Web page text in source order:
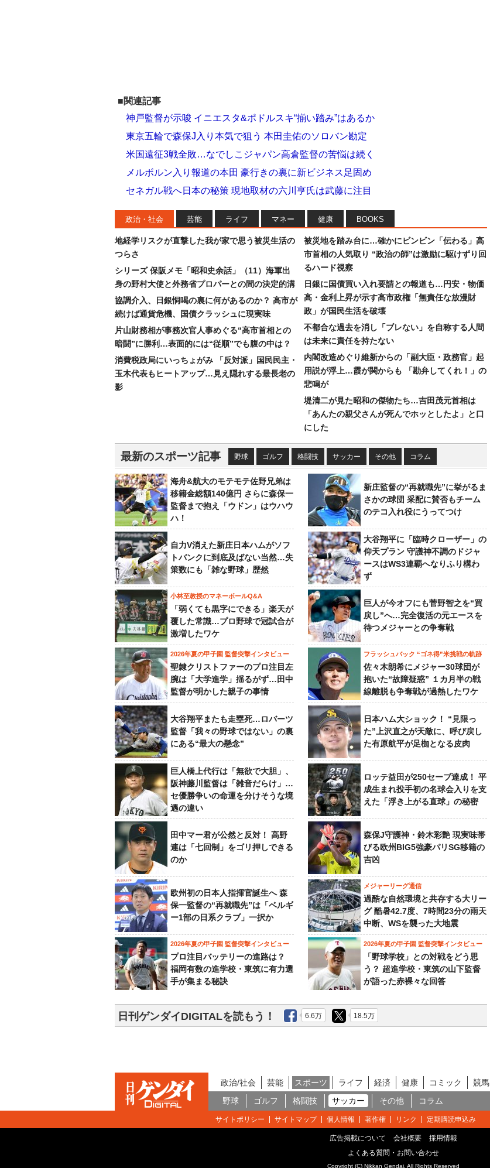
■関連記事
神戸監督が示唆 イニエスタ&ポドルスキ“揃い踏み”はあるか
東京五輪で森保J入り本気で狙う 本田圭佑のソロバン勘定
米国遠征3戦全敗…なでしこジャパン高倉監督の苦悩は続く
メルボルン入り報道の本田 豪行きの裏に新ビジネス足固め
セネガル戦へ日本の秘策 現地取材の六川亨氏は武藤に注目
政治・社会 芸能 ライフ マネー 健康 BOOKS
地経学リスクが直撃した我が家で思う被災生活の
つらさ
シリーズ 保阪メモ「昭和史余話」（11）海軍出
身の野村大使と外務省プロパーとの間の決定的溝
協調介入、日銀恫喝の裏に何があるのか？ 高市が
続けば通貨危機、国債クラッシュに現実味
片山財務相が事務次官人事めぐる“高市首相との
暗闘”に勝利…表面的には“従順”でも腹の中は？
消費税政局にいっちょがみ 「反対派」国民民主・
玉木代表もヒートアップ…見え隠れする最長老の
影
被災地を踏み台に…確かにビンビン「伝わる」高
市首相の人気取り “政治の師”は激励に駆けずり回
るハード視察
日銀に国債買い入れ要請との報道も…円安・物価
高・金利上昇が示す高市政権「無責任な放漫財
政」が国民生活を破壊
不都合な過去を消し「ブレない」を自称する人間
は未来に責任を持たない
内閣改造めぐり維新からの「副大臣・政務官」起
用説が浮上…霞が関からも 「勘弁してくれ！」の
悲鳴が
堤清二が見た昭和の傑物たち…吉田茂元首相は
「あんたの親父さんが死んでホッとしたよ」と口
にした
最新のスポーツ記事 野球 ゴルフ 格闘技 サッカー その他 コラム
海舟&航大のモテモテ佐野兄弟は
移籍金総額140億円 さらに森保一
監督まで抱え「ウドン」はウハウ
ハ！
新庄監督の“再就職先”に挙がるま
さかの球団 采配に賛否もチーム
のテコ入れ役にうってつけ
自力V消えた新庄日本ハムがソフ
トバンクに到底及ばない当然…失
策数にも「雑な野球」歴然
大谷翔平に「臨時クローザー」の
仰天プラン 守護神不調のドジャ
ースはWS3連覇へなりふり構わ
ず
小林至教授のマネーボールQ&A
「弱くても黒字にできる」楽天が
覆した常識…プロ野球で冠試合が
激増したワケ
巨人が今オフにも菅野智之を“買
戻し”へ…完全復活の元エースを
待つメジャーとの争奪戦
2026年夏の甲子園 監督突撃インタビュー
聖隷クリストファーのプロ注目左
腕は「大学進学」揺るがず…田中
監督が明かした親子の事情
フラッシュバック “ゴネ得”米挑戦の軌跡
佐々木朗希にメジャー30球団が
抱いた“故障疑惑” １カ月半の戦
線離脱も争奪戦が過熱したワケ
大谷翔平またも走塁死…ロバーツ
監督「我々の野球ではない」の裏
にある“最大の懸念”
日本ハム大ショック！ “見限っ
た”上沢直之が天敵に、呼び戻し
た有原航平が足枷となる皮肉
巨人橋上代行は「無欲で大胆」、
阪神藤川監督は「雑音だらけ」…
セ優勝争いの命運を分けそうな境
遇の違い
ロッテ益田が250セーブ達成！ 平
成生まれ投手初の名球会入りを支
えた「浮き上がる直球」の秘密
田中マー君が公然と反対！ 高野
連は「七回制」をゴリ押しできる
のか
森保J守護神・鈴木彩艶 現実味帯
びる欧州BIG5強豪パリSG移籍の
吉凶
欧州初の日本人指揮官誕生へ 森
保一監督の“再就職先”は「ベルギ
ー1部の日系クラブ」一択か
メジャーリーグ通信
過酷な自然環境と共存する大リー
グ 酷暑42.7度、7時間23分の雨天
中断、WSを襲った大地震
2026年夏の甲子園 監督突撃インタビュー
プロ注目バッテリーの進路は？
福岡有数の進学校・東筑に有力選
手が集まる秘訣
2026年夏の甲子園 監督突撃インタビュー
「野球学校」との対戦をどう思
う？ 超進学校・東筑の山下監督
が語った赤裸々な回答
日刊ゲンダイDIGITALを読もう！ 6.6万 18.5万
政治/社会 芸能 スポーツ ライフ 経済 健康 コミック 競馬
野球
ゴルフ 格闘技 サッカー その他 コラム
サイトポリシー サイトマップ 個人情報 著作権 リンク 定期購読申込み
広告掲載について 会社概要
採用情報
よくある質問・お問い合わせ
Copyright (C) Nikkan Gendai. All Rights Reserved